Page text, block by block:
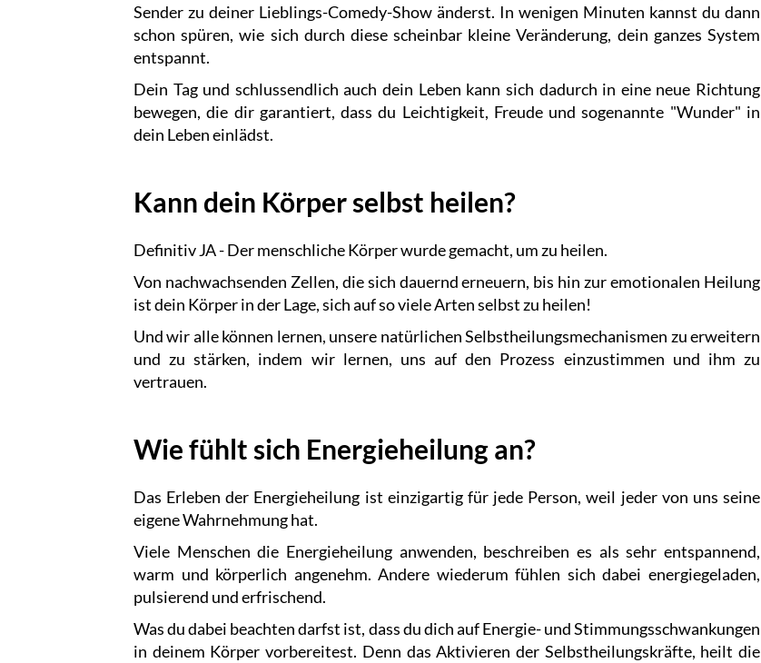
Sender zu deiner Lieblings-Comedy-Show änderst. In wenigen Minuten kannst du dann
schon spüren, wie sich durch diese scheinbar kleine Veränderung, dein ganzes System
entspannt.
Dein Tag und schlussendlich auch dein Leben kann sich dadurch in eine neue Richtung
bewegen, die dir garantiert, dass du Leichtigkeit, Freude und sogenannte "Wunder" in
dein Leben einlädst.
Kann dein Körper selbst heilen?
Definitiv JA - Der menschliche Körper wurde gemacht, um zu heilen.
Von nachwachsenden Zellen, die sich dauernd erneuern, bis hin zur emotionalen Heilung
ist dein Körper in der Lage, sich auf so viele Arten selbst zu heilen!
Und wir alle können lernen, unsere natürlichen Selbstheilungsmechanismen zu erweitern
und zu stärken, indem wir lernen, uns auf den Prozess einzustimmen und ihm zu
vertrauen.
Wie fühlt sich Energieheilung an?
Das Erleben der Energieheilung ist einzigartig für jede Person, weil jeder von uns seine
eigene Wahrnehmung hat.
Viele Menschen die Energieheilung anwenden, beschreiben es als sehr entspannend,
warm und körperlich angenehm. Andere wiederum fühlen sich dabei energiegeladen,
pulsierend und erfrischend.
Was du dabei beachten darfst ist, dass du dich auf Energie- und Stimmungsschwankungen
in deinem Körper vorbereitest. Denn das Aktivieren der Selbstheilungskräfte, heilt die